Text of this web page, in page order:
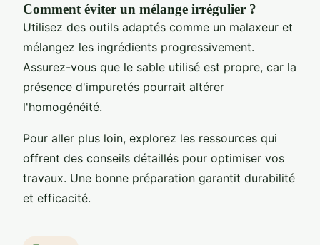
Comment éviter un mélange irrégulier ?
Utilisez des outils adaptés comme un malaxeur et
mélangez les ingrédients progressivement.
Assurez-vous que le sable utilisé est propre, car la
présence d'impuretés pourrait altérer
l'homogénéité.
Pour aller plus loin, explorez les ressources qui
offrent des conseils détaillés pour optimiser vos
travaux. Une bonne préparation garantit durabilité
et efficacité.